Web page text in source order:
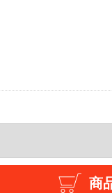
商